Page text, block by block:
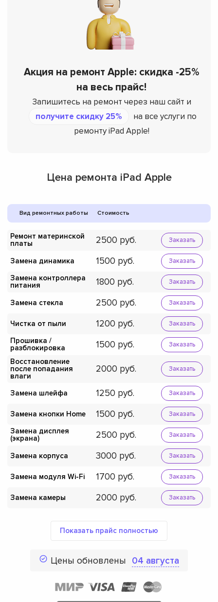
Акция на ремонт Apple: скидка -25%
на весь прайс!
Запишитесь на ремонт через наш сайт и
получите скидку 25%
на все услуги по
ремонту iPad Apple!
Цена ремонта iPad Apple
Вид ремонтных работы Стоимость
Ремонт материнской
платы
2500 Заказать
Замена динамика 1500 Заказать
Замена контроллера
питания
1800 Заказать
Замена стекла 2500 Заказать
Чистка от пыли 1200 Заказать
Прошивка /
разблокировка
1500 Заказать
Восстановление
после попадания
влаги
2000 Заказать
Замена шлейфа 1250 Заказать
Замена кнопки Home 1500 Заказать
Замена дисплея
(экрана)
2500 Заказать
Замена корпуса 3000 Заказать
Замена модуля Wi-Fi 1700 Заказать
Замена камеры 2000 Заказать
Показать прайс полностью
Цены обновлены 04 августа